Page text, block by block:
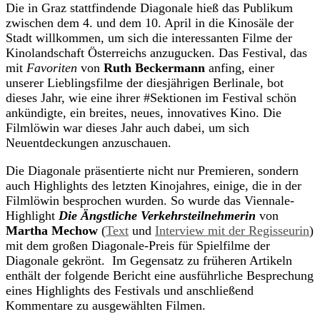
Die in Graz stattfindende Diagonale hieß das Publikum
zwischen dem 4. und dem 10. April in die Kinosäle der
Stadt willkommen, um sich die interessanten Filme der
Kinolandschaft Österreichs anzugucken. Das Festival, das
mit Favoriten von Ruth Beckermann anfing, einer
unserer Lieblingsfilme der diesjährigen Berlinale, bot
dieses Jahr, wie eine ihrer #Sektionen im Festival schön
ankündigte, ein breites, neues, innovatives Kino. Die
Filmlöwin war dieses Jahr auch dabei, um sich
Neuentdeckungen anzuschauen.
Die Diagonale präsentierte nicht nur Premieren, sondern
auch Highlights des letzten Kinojahres, einige, die in der
Filmlöwin besprochen wurden. So wurde das Viennale-
Highlight Die Ängstliche Verkehrsteilnehmerin von
Martha Mechow (Text und Interview mit der Regisseurin)
mit dem großen Diagonale-Preis für Spielfilme der
Diagonale gekrönt. Im Gegensatz zu früheren Artikeln
enthält der folgende Bericht eine ausführliche Besprechung
eines Highlights des Festivals und anschließend
Kommentare zu ausgewählten Filmen.